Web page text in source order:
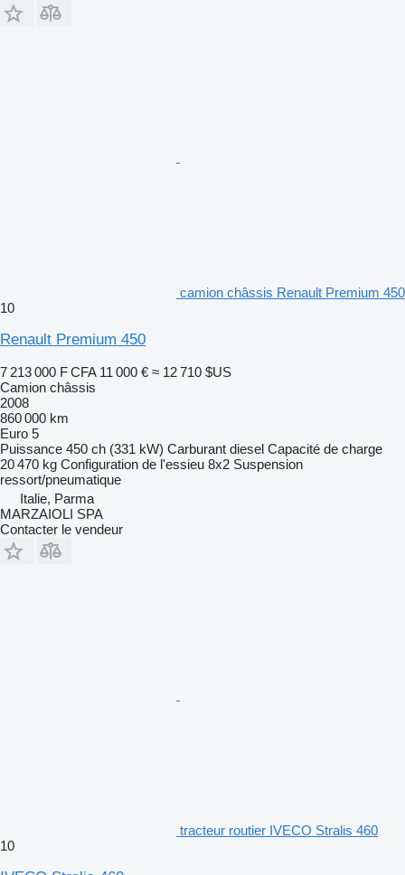
camion châssis Renault Premium 450
10
Renault Premium 450
7 213 000 F CFA 11 000 € ≈ 12 710 $US
Camion châssis
2008
860 000 km
Euro 5
Puissance 450 ch (331 kW) Carburant diesel Capacité de charge
20 470 kg Configuration de l'essieu 8x2 Suspension
ressort/pneumatique
Italie, Parma
MARZAIOLI SPA
Contacter le vendeur
tracteur routier IVECO Stralis 460
10